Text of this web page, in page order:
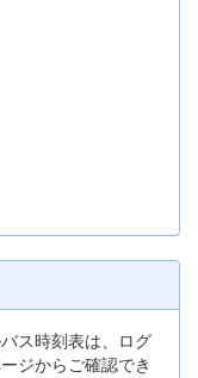
ス時刻表は、ログ
ジからご確認でき